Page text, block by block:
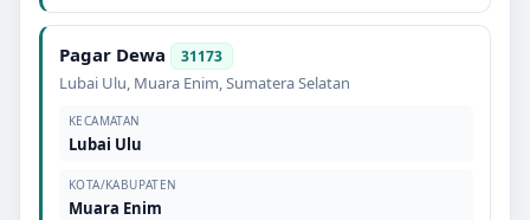
Pagar Dewa 31173
Lubai Ulu, Muara Enim,Sumatera Selatan
KECAMATAN
Lubai Ulu
KOTA/KABUPATEN
Muara Enim